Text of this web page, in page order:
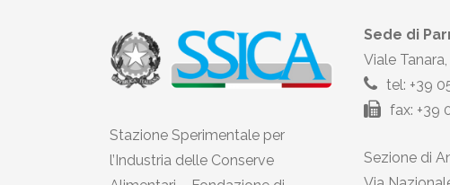
Stazione Sperimentale per
l’Industria delle Conserve
Sede di
Viale
tel: +39
fax: +39
Sezione di